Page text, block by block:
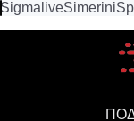
SigmaliveSimerini